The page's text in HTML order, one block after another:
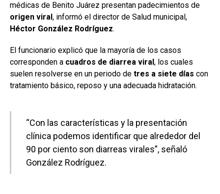
médicas de Benito Juárez presentan padecimientos de
origen viral , informó el director de Salud municipal,
Héctor González Rodríguez.
El funcionario explicó que la mayoría de los casos
corresponden a cuadros de diarrea viral , los cuales
suelen resolverse en un periodo de tres a siete días con
tratamiento básico, reposo y una adecuada hidratación.
“Con las características y la presentación
clínica podemos identificar que alrededor del
90 por ciento son diarreas virales”, señaló
González Rodríguez.